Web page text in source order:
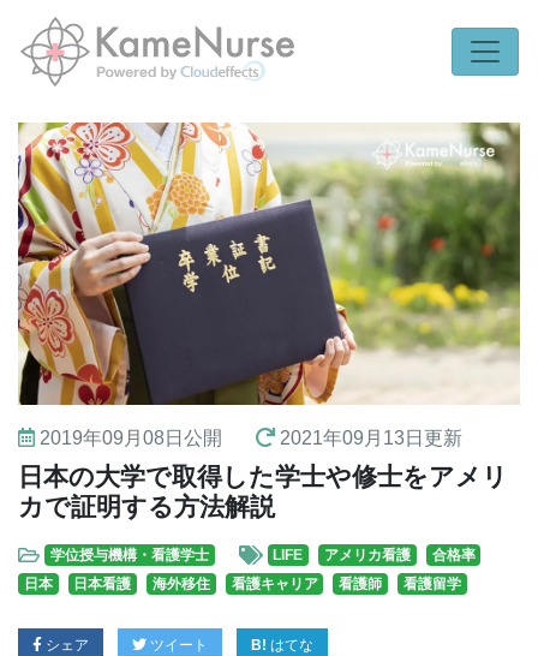
2019年09月08日 公開 2021年09月13日 更新
日本の大学で取得した学士や修士をアメリ
カで証明する方法解説
学位授与機構・看護学士 LIFE アメリカ看護
合格率
日本
日本看護 海外移住 看護キャリア 看護師 看護留学
シェア ツイート はてな